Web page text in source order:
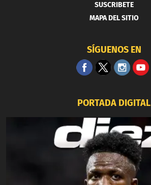
SUSCRIBETE
MAPA DEL SITIO
SÍGUENOS EN
PORTADA DIGITAL